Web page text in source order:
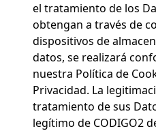
el tratamiento de los
obtengan a través de
dispositivos de
datos, se realizará
nuestra Política de
Privacidad. La
tratamiento de sus
legítimo de CODIGO2